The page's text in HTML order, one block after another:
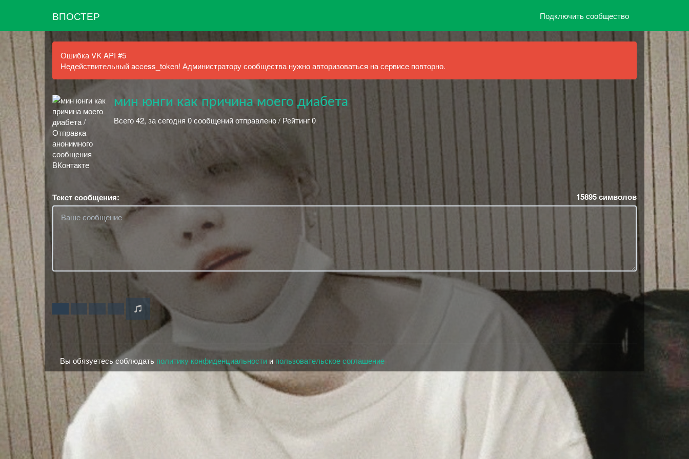
ВПОСТЕР Подключить сообщество
Ошибка VK API #5
Недействительный access_token! Администратору сообщества нужно авторизоваться на сервисе повторно.
мин юнги как причина моего диабета
Всего 42, за сегодня 0 сообщений отправлено / Рейтинг 0
Текст сообщения: 15895символов
Вы обязуетесь соблюдать политику конфиденциальности и пользовательское соглашение